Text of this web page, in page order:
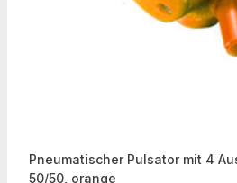
Pneumatischer Pulsator mit 4
50/50, orange